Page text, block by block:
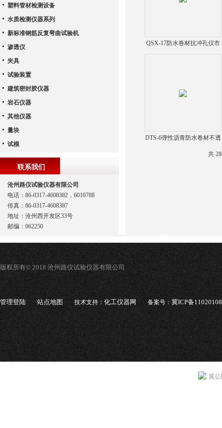
QSX-17防水卷材抗冲孔仪市
DTS-6弹性沥青防水卷材不透
共
塑料管材检测设备
水质检测仪器系列
新标准钢筋反复弯曲试验机
渗透仪
夹具
试验装置
建筑密封胶仪器
岩石仪器
其他仪器
量块
试模
联系我们
沧州路仪试验仪器有限公司
电话：86-0317-4608382，6010788
传真：86-0317-4608387
地址：沧州西开发区33号
邮编：062250
版权所有© 2018 沧州路仪试验仪器有限公司
管理登陆 站点地图 技术支持：化工仪器网 备案号：冀ICP备
冀公